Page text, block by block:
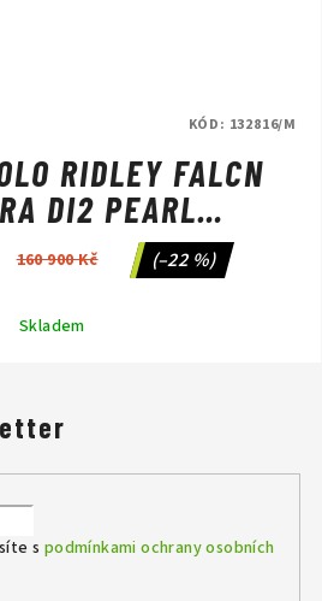
RIDLEY FALCN
DI2 PEARL
BLACK
160 900 Kč (–22 %)
Skladem
KÓD: 132816/M
s podmínkami ochrany osobních